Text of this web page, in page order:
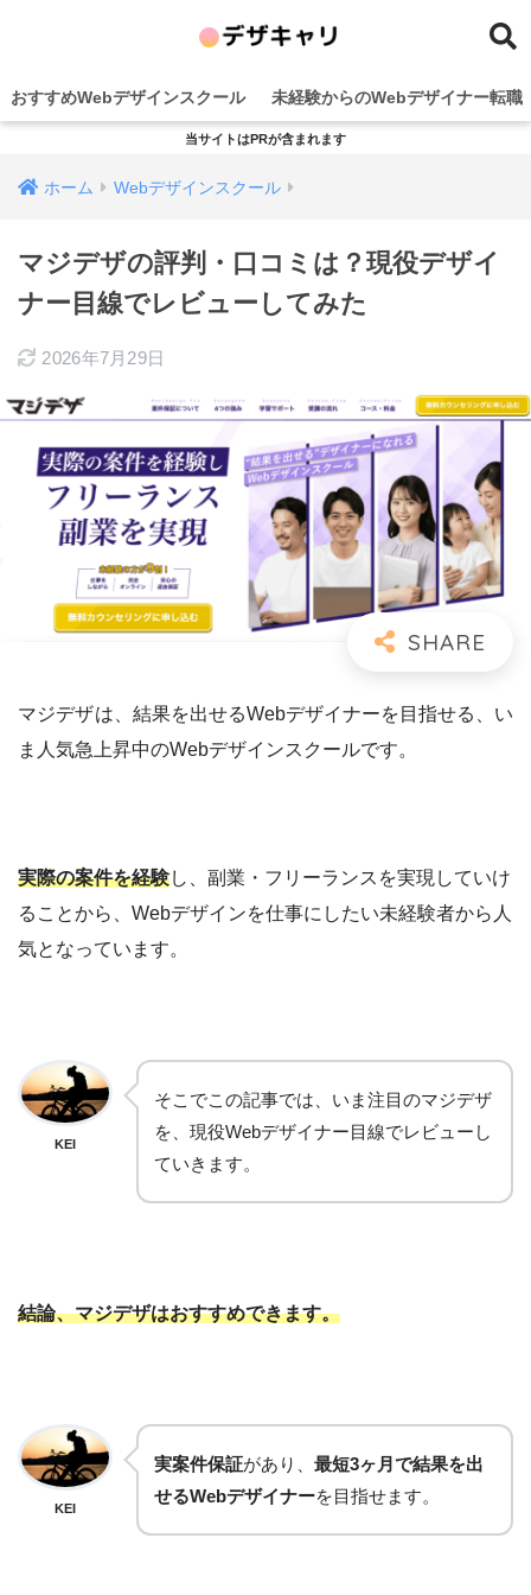
おすすめWebデザインスクール 未経験からのWebデザイナー転職
当サイトはPRが含まれます
ホーム Webデザインスクール
マジデザの評判・口コミは？現役デザイ
ナー目線でレビューしてみた
2026年7月29日
マジデザは、結果を出せるWebデザイナーを目指せる、い
ま人気急上昇中のWebデザインスクールです。
実際の案件を経験し、副業・フリーランスを実現していけ
ることから、Webデザインを仕事にしたい未経験者から人
気となっています。
KEI
そこでこの記事では、いま注目のマジデザ
を、現役Webデザイナー目線でレビューし
ていきます。
結論、マジデザはおすすめできます。
KEI
実案件保証があり、 最短3ヶ月で結果を出
せるWebデザイナーを目指せます。